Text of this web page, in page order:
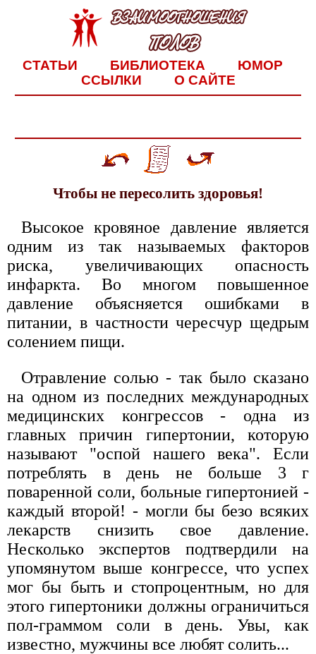
СТАТЬИ БИБЛИОТЕКА
ЮМОР
ССЫЛКИ
О САЙТЕ
Чтобы не пересолить здоровья!
Высокое кровяное давление является
одним из так называемых факторов
риска, увеличивающих опасность
инфаркта. Во многом повышенное
давление объясняется ошибками в
питании, в частности чересчур щедрым
солением пищи.
Отравление солью - так было сказано
на одном из последних международных
медицинских конгрессов - одна из
главных причин гипертонии, которую
называют "оспой нашего века". Если
потреблять в день не больше 3 г
поваренной соли, больные гипертонией -
каждый второй! - могли бы безо всяких
лекарств снизить свое давление.
Несколько экспертов подтвердили на
упомянутом выше конгрессе, что успех
мог бы быть и стопроцентным, но для
этого гипертоники должны ограничиться
пол-граммом соли в день. Увы, как
известно, мужчины все любят солить...